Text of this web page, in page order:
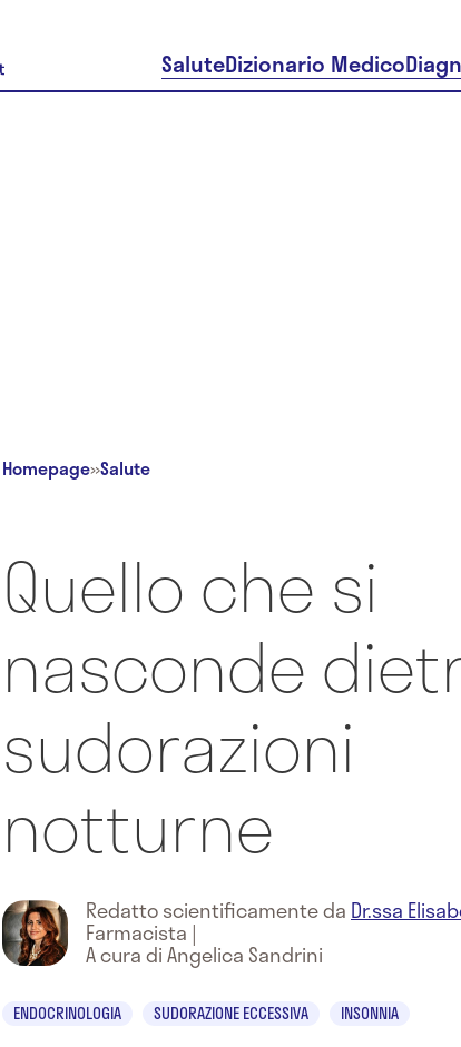
SaluteDizionario Medico
Homepage»Salute
Quello che si
nasconde
sudorazioni
notturne
Redatto scientificamente da Dr.ssa
Farmacista |
A cura di Angelica Sandrini
ENDOCRINOLOGIA SUDORAZIONE ECCESSIVA INSONNIA